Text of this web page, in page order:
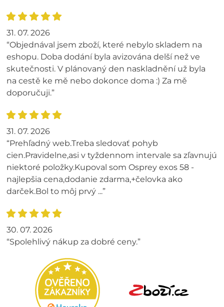
31. 07. 2026
“Objednával jsem zboží, které nebylo skladem na
eshopu. Doba dodání byla avizována delší než ve
skutečnosti. V plánovaný den naskladnění už byla
na cestě ke mě nebo dokonce doma :) Za mě
doporučuji.”
31. 07. 2026
“Prehľadný web.Treba sledovať pohyb
cien.Pravidelne,asi v tyždennom intervale sa zľavnujú
niektoré položky.Kupoval som Osprey exos 58 -
najlepšia cena,dodanie zdarma,+čelovka ako
darček.Bol to môj prvý ...”
30. 07. 2026
“Spolehlivý nákup za dobré ceny.”